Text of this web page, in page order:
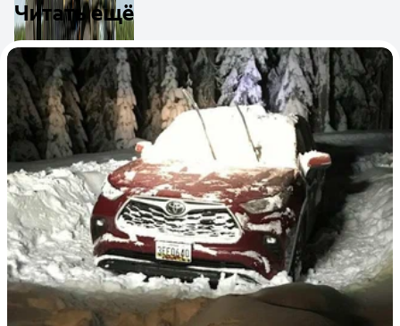
Читать ещё